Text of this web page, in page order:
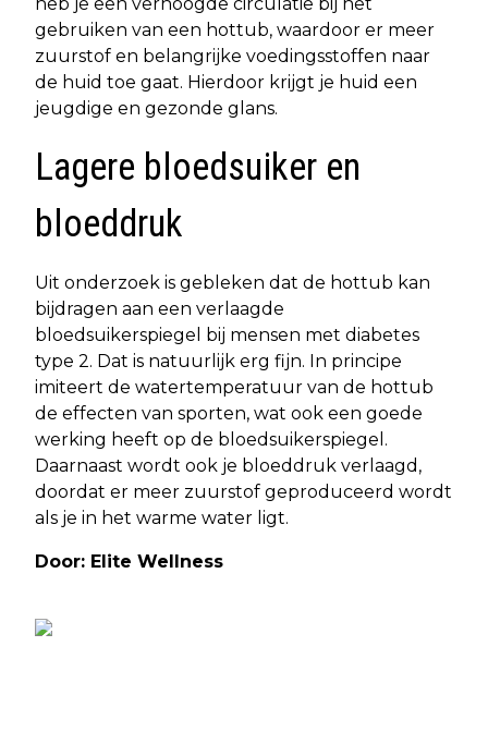
gebruiken van een hottub, waardoor er meer
zuurstof en belangrijke voedingsstoffen naar
de huid toe gaat. Hierdoor krijgt je huid een
jeugdige en gezonde glans.
Lagere bloedsuiker en
bloeddruk
Uit onderzoek is gebleken dat de hottub kan
bijdragen aan een verlaagde
bloedsuikerspiegel bij mensen met diabetes
type 2. Dat is natuurlijk erg fijn. In principe
imiteert de watertemperatuur van de hottub
de effecten van sporten, wat ook een goede
werking heeft op de bloedsuikerspiegel.
Daarnaast wordt ook je bloeddruk verlaagd,
doordat er meer zuurstof geproduceerd wordt
als je in het warme water ligt.
Door: Elite Wellness